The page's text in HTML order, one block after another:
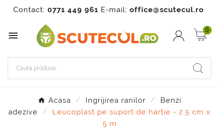
Contact: 0771 449 961 E-mail: office@scutecul.ro
 0
Acasa Ingrijirea ranilor
Benzi
adezive
Leucoplast pe suport de hartie - 2.5 cm x
5 m